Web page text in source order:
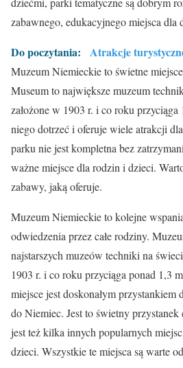
zabawnego, edukacyjnego miejsca dla
Do poczytania: Atrakcje
Muzeum Niemieckie to świetne
Museum to największe muzeum
założone w 1903 r. i co roku
niego dotrzeć i oferuje wiele atrakcji
parku nie jest kompletna bez
ważne miejsce dla rodzin i dzieci.
zabawy, jaką oferuje.
Muzeum Niemieckie to kolejne
odwiedzenia przez całe rodziny.
najstarszych muzeów techniki na
1903 r. i co roku przyciąga ponad 1,3
miejsce jest doskonałym
do Niemiec. Jest to świetny
jest też kilka innych popularnych
dzieci. Wszystkie te miejsca są warte